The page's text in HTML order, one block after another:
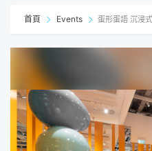
首頁 Events 蛋形蛋語 沉浸